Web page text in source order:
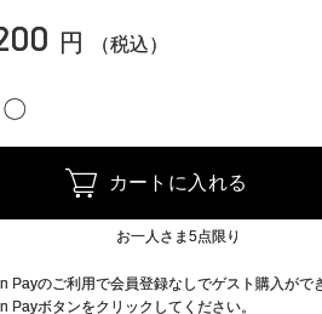
円 （税込）
〇
カートに入れる
お一人さま5点限り
Payのご利用で会員登録なしでゲスト購入がで
Payボタンをクリックしてください。